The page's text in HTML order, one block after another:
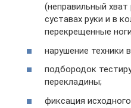
(неправильный
суставах руки и в
перекрещенные
нарушение техники
подбородок
перекладины;
фиксация